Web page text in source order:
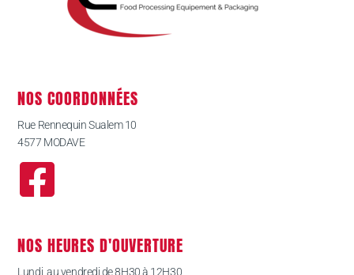
NOS COORDONNÉES
Rue Rennequin Sualem 10
4577 MODAVE
NOS HEURES D'OUVERTURE
Lundi au vendredi de 8H30 à 12H30